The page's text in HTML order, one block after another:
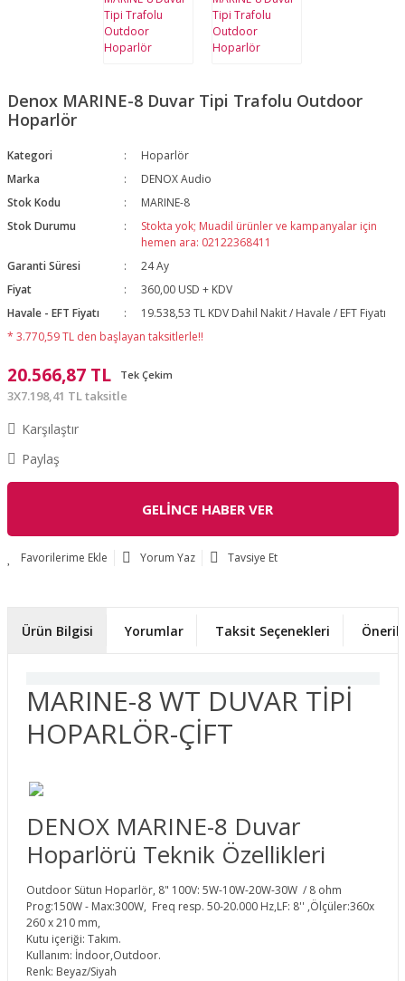
Denox MARINE-8 Duvar Tipi Trafolu Outdoor
Hoparlör
Kategori
Hoparlör
Marka
DENOX Audio
Stok Kodu
MARINE-8
Stok Durumu
Stokta yok; Muadil ürünler ve kampanyalar için
hemen ara: 02122368411
Garanti Süresi
24 Ay
Fiyat
360,00 USD + KDV
Havale - EFT Fiyatı
19.538,53 TL KDV Dahil Nakit / Havale / EFT Fiyatı
* 3.770,59 TL den başlayan taksitlerle!!
20.566,87 TL Tek Çekim
3X7.198,41 TL taksitle
Karşılaştır
Paylaş
GELİNCE HABER VER
Yorum Yaz Tavsiye Et
Ürün Bilgisi Yorumlar Taksit Seçenekleri
MARINE-8 WT DUVAR TİPİ
HOPARLÖR-ÇİFT
DENOX MARINE-8 Duvar
Hoparlörü Teknik Özellikleri
Outdoor Sütun Hoparlör, 8" 100V: 5W-10W-20W-30W / 8 ohm
Prog:150W - Max:300W, Freq resp. 50-20.000 Hz,LF: 8'' ,Ölçüler:360x
260 x 210 mm,
Kutu içeriği: Takım.
Kullanım: İndoor,Outdoor.
Renk: Beyaz/Siyah